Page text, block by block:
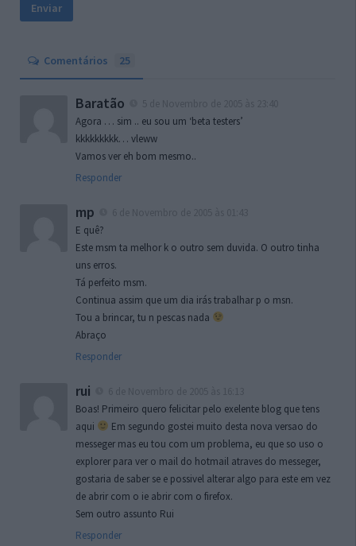
Comentários 25
Baratão
Agora … sim .. eu sou um ‘beta testers’
kkkkkkkkk… vleww
Vamos ver eh bom mesmo..
Responder
mp
E quê?
Este msm ta melhor k o outro sem duvida. O outro tinha
uns erros.
Tá perfeito msm.
Continua assim que um dia irás trabalhar p o msn.
Tou a brincar, tu n pescas nada
Abraço
Responder
rui
Boas! Primeiro quero felicitar pelo exelente blog que tens
aqui
Em segundo gostei muito desta nova versao do
messeger mas eu tou com um problema, eu que so uso o
explorer para ver o mail do hotmail atraves do messeger,
gostaria de saber se e possivel alterar algo para este em vez
de abrir com o ie abrir com o firefox.
Sem outro assunto Rui
Responder